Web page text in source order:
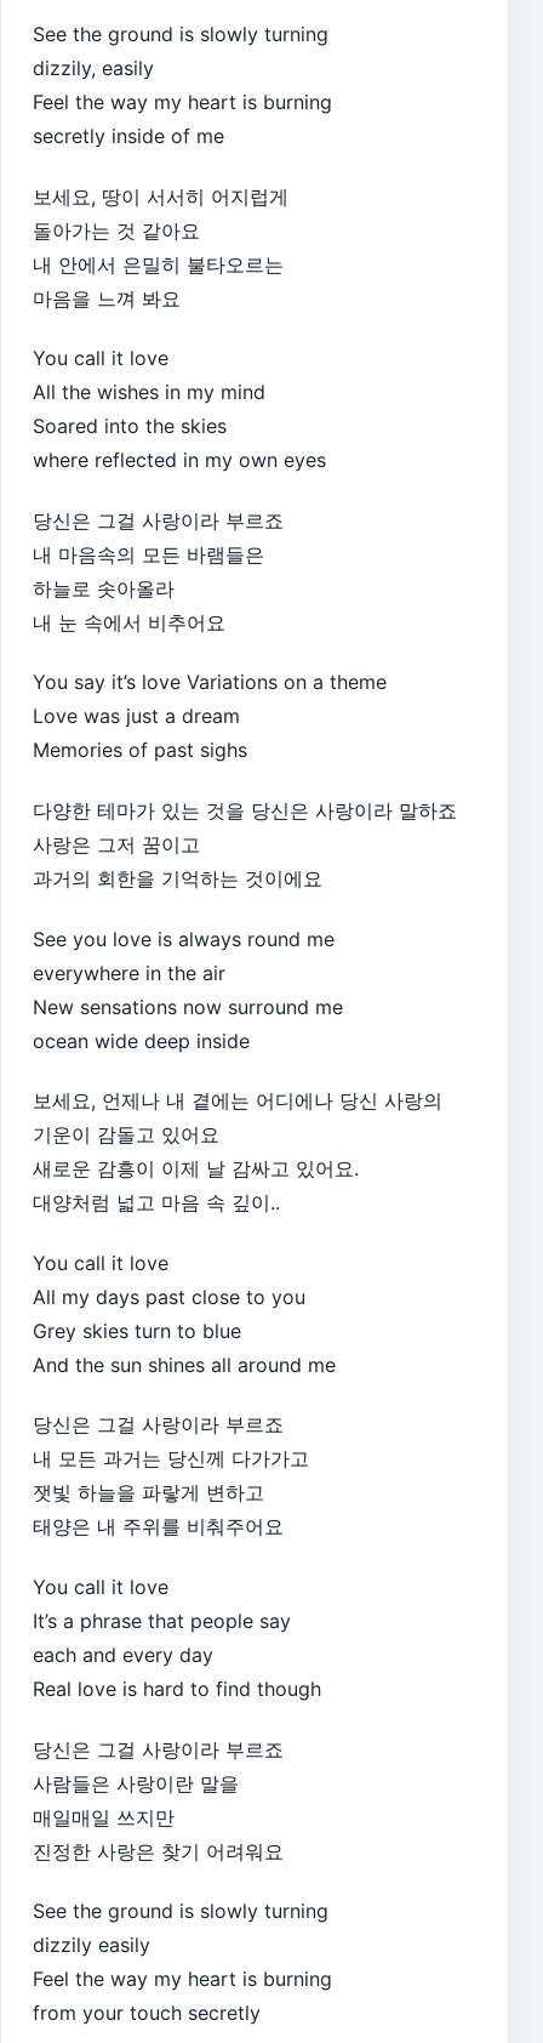
See the ground is slowly turning
dizzily, easily
Feel the way my heart is burning
secretly inside of me
보세요, 땅이 서서히 어지럽게
돌아가는 것 같아요
내 안에서 은밀히 불타오르는
마음을 느껴 봐요
You call it love
All the wishes in my mind
Soared into the skies
where reflected in my own eyes
당신은 그걸 사랑이라 부르죠
내 마음속의 모든 바램들은
하늘로 솟아올라
내 눈 속에서 비추어요
You say it’s love Variations on a theme
Love was just a dream
Memories of past sighs
다양한 테마가 있는 것을 당신은 사랑이라 말하죠
사랑은 그저 꿈이고
과거의 회한을 기억하는 것이에요
See you love is always round me
everywhere in the air
New sensations now surround me
ocean wide deep inside
보세요, 언제나 내 곁에는 어디에나 당신 사랑의
기운이 감돌고 있어요
새로운 감흥이 이제 날 감싸고 있어요.
대양처럼 넓고 마음 속 깊이..
You call it love
All my days past close to you
Grey skies turn to blue
And the sun shines all around me
당신은 그걸 사랑이라 부르죠
내 모든 과거는 당신께 다가가고
잿빛 하늘을 파랗게 변하고
태양은 내 주위를 비춰주어요
You call it love
It’s a phrase that people say
each and every day
Real love is hard to find though
당신은 그걸 사랑이라 부르죠
사람들은 사랑이란 말을
매일매일 쓰지만
진정한 사랑은 찾기 어려워요
See the ground is slowly turning
dizzily easily
Feel the way my heart is burning
from your touch secretly